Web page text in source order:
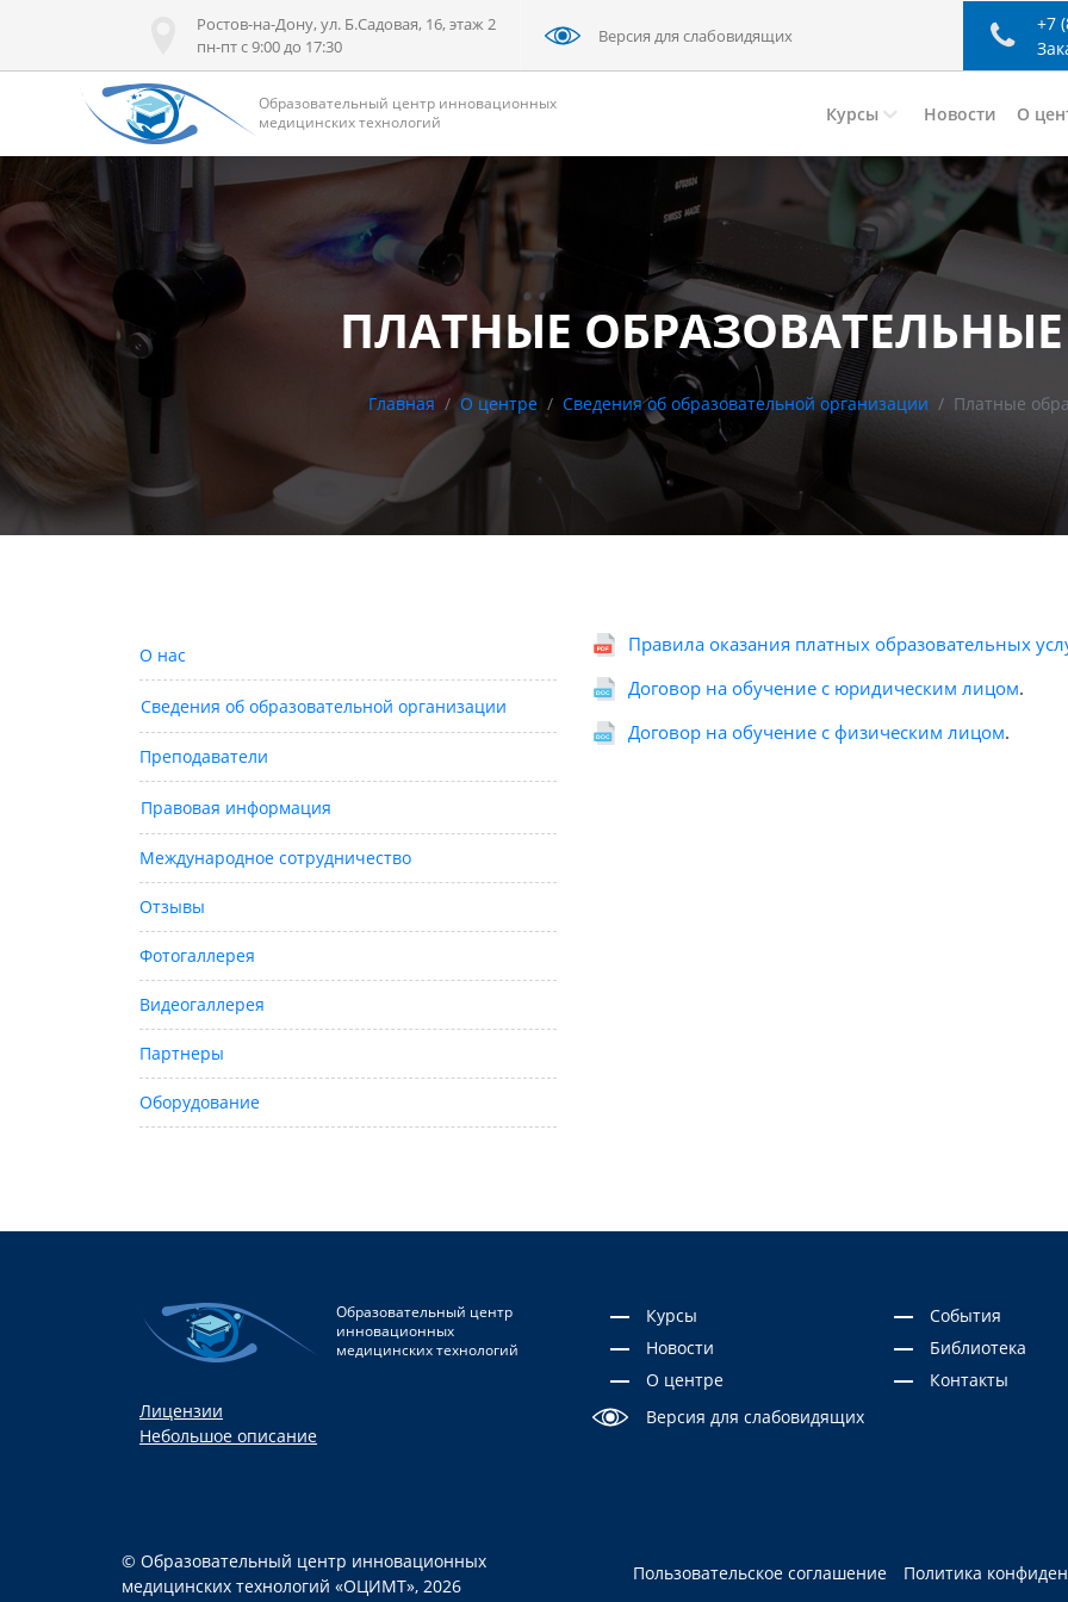
Ростов-на-Дону, ул. Б.Садовая, 16, этаж 2
пн-пт с 9:00 до 17:30
Версия для слабовидящих
+7
Образовательный центр инновационных
медицинских технологий
Курсы Новости О
ПЛАТНЫЕ
Главная О центре Сведения об образовательной организации Платные
О нас
Сведения об образовательной организации
Преподаватели
Правовая информация
Международное сотрудничество
Отзывы
Фотогаллерея
Видеогаллерея
Партнеры
Оборудование
Правила оказания платных образовательных
Договор на обучение с юридическим лицом.
Договор на обучение с физическим лицом.
Образовательный центр
инновационных
медицинских технологий
Лицензии
Небольшое описание
Курсы
Новости
О центре
События
Библиотека
Контакты
Версия для слабовидящих
© Образовательный центр инновационных
медицинских технологий «ОЦИМТ», 2026
Пользовательское соглашение Политика